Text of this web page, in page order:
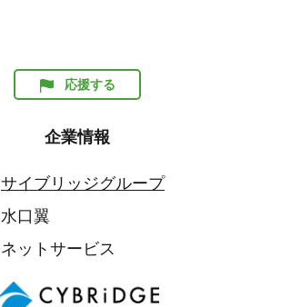
応援する
企業情報
サイブリッジグループ
水口翼
ネットサービス